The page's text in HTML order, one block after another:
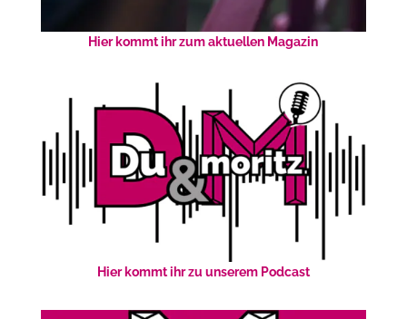
Hier kommt ihr zum aktuellen Magazin
Hier kommt ihr zu unserem Podcast